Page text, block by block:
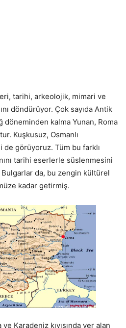
tarihi, arkeolojik, mimari ve
döndürüyor. Çok sayıda Antik
döneminden kalma Yunan, Roma
Kuşkusuz, Osmanlı
de görüyoruz. Tüm bu farklı
tarihi eserlerle süslenmesini
da, bu zengin kültürel
kadar getirmiş.
Karadeniz kıyısında yer alan